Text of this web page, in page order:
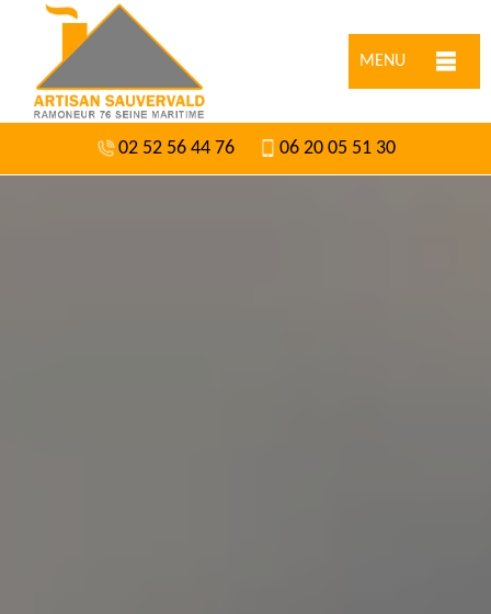
MENU
02 52 56 44 76 06 20 05 51 30